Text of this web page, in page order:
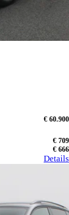
€ 60.900
€ 709
€ 666
Details